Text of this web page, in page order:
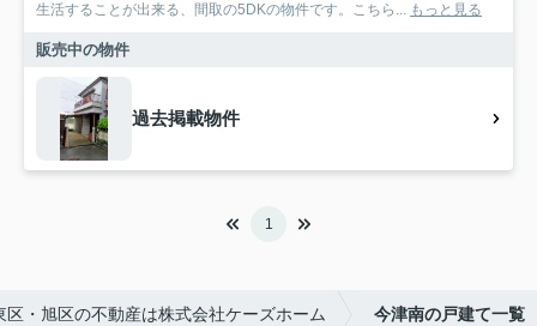
生活することが出来る、間取の5DKの物件です。こちら... もっと見る
販売中の物件
過去掲載物件
1
区・旭区の不動産は株式会社ケーズホーム 今津南の戸建て一覧